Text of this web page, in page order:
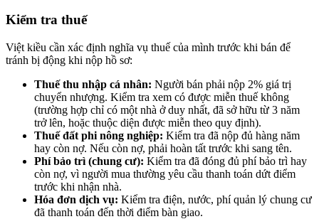
Kiểm tra thuế
Việt kiều cần xác định nghĩa vụ thuế của mình trước khi bán để
tránh bị động khi nộp hồ sơ:
Thuế thu nhập cá nhân: Người bán phải nộp 2% giá trị
chuyển nhượng. Kiểm tra xem có được miễn thuế không
(trường hợp chỉ có một nhà ở duy nhất, đã sở hữu từ 3 năm
trở lên, hoặc thuộc diện được miễn theo quy định).
Thuế đất phi nông nghiệp: Kiểm tra đã nộp đủ hàng năm
hay còn nợ. Nếu còn nợ, phải hoàn tất trước khi sang tên.
Phí bảo trì (chung cư): Kiểm tra đã đóng đủ phí bảo trì hay
còn nợ, vì người mua thường yêu cầu thanh toán dứt điểm
trước khi nhận nhà.
Hóa đơn dịch vụ: Kiểm tra điện, nước, phí quản lý chung cư
đã thanh toán đến thời điểm bàn giao.